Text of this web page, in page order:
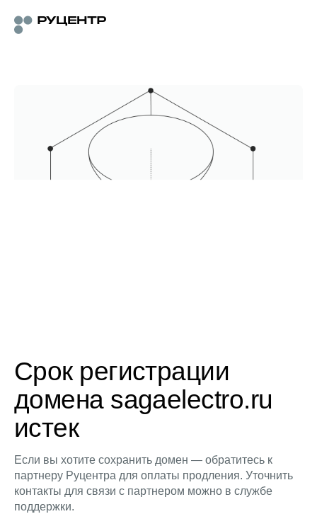
Срок регистрации
домена sagaelectro.ru
истек
Если вы хотите сохранить домен — обратитесь к
партнеру Руцентра для оплаты продления. Уточнить
контакты для связи с партнером можно в службе
поддержки.